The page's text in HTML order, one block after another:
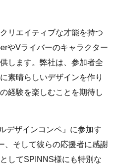
リエイティブな才能を持つ
やVライバーのキャラクター
します。弊社は、参加者全
素晴らしいデザインを作り
経験を楽しむことを期待し
デザインコンペ」に参加す
、そして彼らの応援者に感謝
してSPINNS様にも特別な